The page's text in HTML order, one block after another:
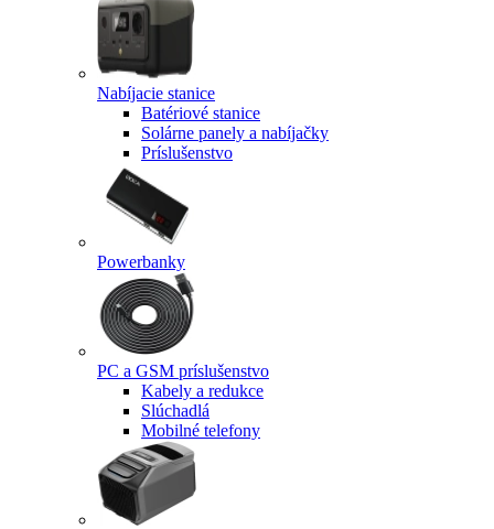
Nabíjacie stanice
Batériové stanice
Solárne panely a nabíjačky
Príslušenstvo
Powerbanky
PC a GSM príslušenstvo
Kabely a redukce
Slúchadlá
Mobilné telefony